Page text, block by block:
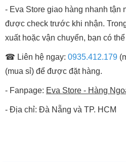
- Eva Store giao hàng nhanh tận
được check trước khi nhận.
xuất hoặc vận chuyển, bạn có
☎ Liên hệ ngay: 0935.412.179
(mua sỉ) để được đặt hàng.
- Fanpage: Eva Store - Hàng
- Địa chỉ: Đà Nẵng và TP. HCM